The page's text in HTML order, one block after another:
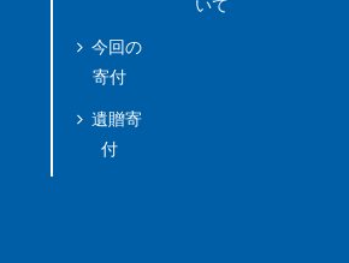
今回の
寄付
遺贈寄
付
いて